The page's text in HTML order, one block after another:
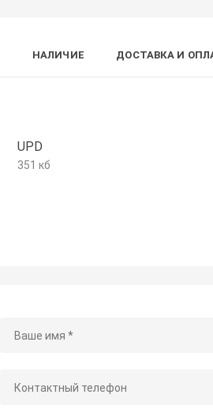
НАЛИЧИЕ ДОСТАВКА И
UPD
351 кб